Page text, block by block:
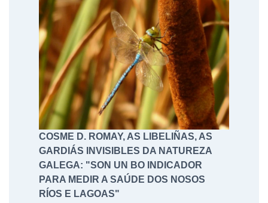
COSME D. ROMAY, AS LIBELIÑAS, AS
GARDIÁS INVISIBLES DA NATUREZA
GALEGA: "SON UN BO INDICADOR
PARA MEDIR A SAÚDE DOS NOSOS
RÍOS E LAGOAS"